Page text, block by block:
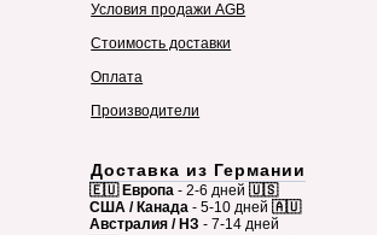
Условия продажи AGB
Стоимость доставки
Оплата
Производители
Доставка из Германии
🇪🇺 Европа - 2-6 дней 🇺🇸
США / Канада - 5-10 дней 🇦🇺
Австралия / НЗ - 7-14 дней